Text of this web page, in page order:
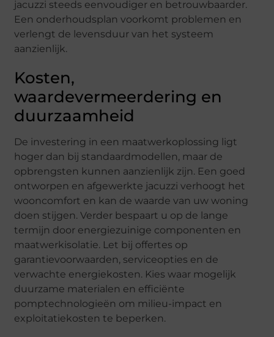
jacuzzi steeds eenvoudiger en betrouwbaarder.
Een onderhoudsplan voorkomt problemen en
verlengt de levensduur van het systeem
aanzienlijk.
Kosten,
waardevermeerdering en
duurzaamheid
De investering in een maatwerkoplossing ligt
hoger dan bij standaardmodellen, maar de
opbrengsten kunnen aanzienlijk zijn. Een goed
ontworpen en afgewerkte jacuzzi verhoogt het
wooncomfort en kan de waarde van uw woning
doen stijgen. Verder bespaart u op de lange
termijn door energiezuinige componenten en
maatwerkisolatie. Let bij offertes op
garantievoorwaarden, serviceopties en de
verwachte energiekosten. Kies waar mogelijk
duurzame materialen en efficiënte
pomptechnologieën om milieu-impact en
exploitatiekosten te beperken.